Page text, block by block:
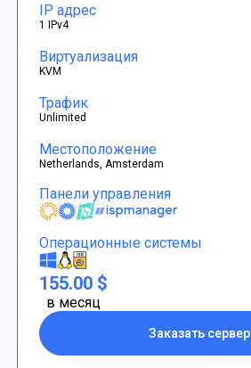
IP адрес
1 IPv4
Виртуализация
KVM
Трафик
Unlimited
Местоположение
Netherlands, Amsterdam
Панели управления
Операционные системы
155.00 $
в месяц
Заказать сервер